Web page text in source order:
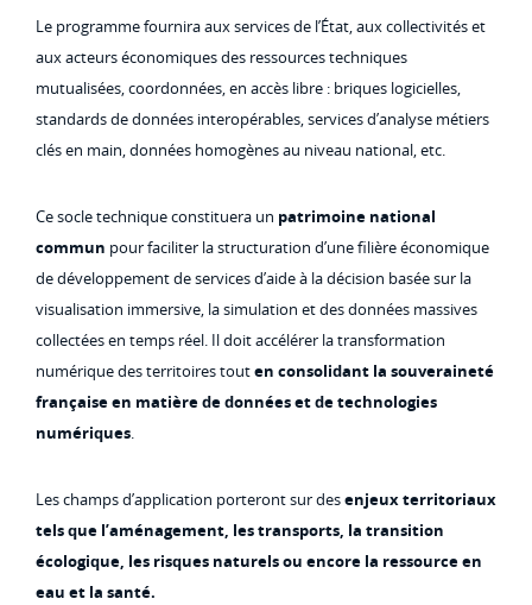
Le programme fournira aux services de l’État, aux collectivités et
aux acteurs économiques des ressources techniques
mutualisées, coordonnées, en accès libre : briques logicielles,
standards de données interopérables, services d’analyse métiers
clés en main, données homogènes au niveau national, etc.
Ce socle technique constituera un patrimoine national
commun pour faciliter la structuration d’une filière économique
de développement de services d’aide à la décision basée sur la
visualisation immersive, la simulation et des données massives
collectées en temps réel. Il doit accélérer la transformation
numérique des territoires touten consolidant la souveraineté
française en matière de données et de technologies
numériques.
Les champs d’application porteront sur desenjeux territoriaux
tels que l’aménagement, les transports, la transition
écologique, les risques naturels ou encore la ressource en
eau et la santé.